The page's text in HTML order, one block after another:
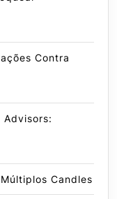
Contra
Advisors:
Candles